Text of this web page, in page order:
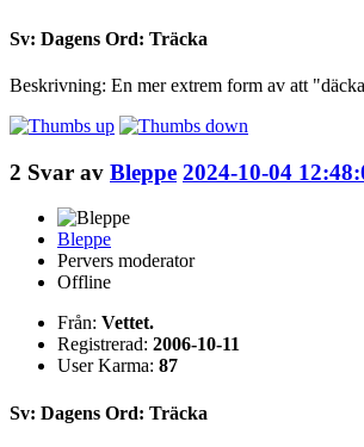
Sv: Dagens Ord: Träcka
Beskrivning: En mer extrem form av att
2 Svar av Bleppe 2024-10-04
Bleppe
Pervers moderator
Offline
Från: Vettet.
Registrerad: 2006-10-11
User Karma: 87
Sv: Dagens Ord: Träcka